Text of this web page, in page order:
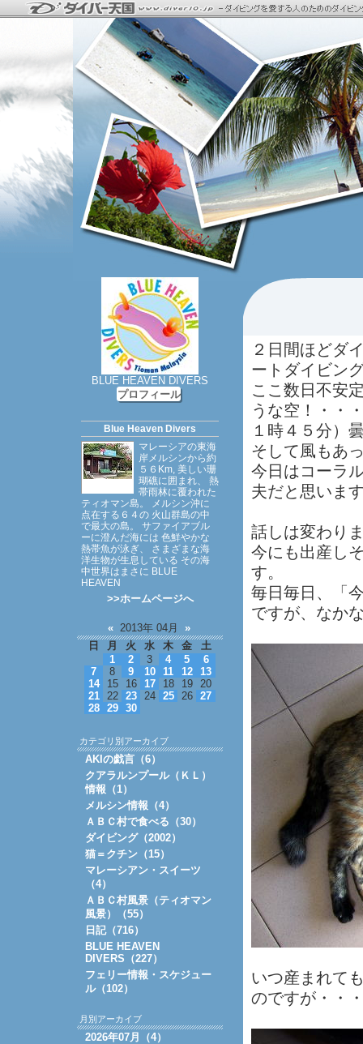
２日間ほどダ
ートダイビン
ここ数日不安
うな空！・・
１時４５分）
そして風もあ
今日はコーラ
夫だと思いま
話しは変わり
今にも出産し
す。
毎日毎日、「
ですが、なか
いつ産まれて
のですが・・
BLUE HEAVEN DIVERS
プロフィール
Blue Heaven Divers
マレーシアの東海
岸メルシンから約
５６Km, 美しい珊
瑚礁に囲まれ、 熱
帯雨林に覆われた
ティオマン島。 メルシン沖に
点在する６４の 火山群島の中
で最大の島。 サファイアブル
ーに澄んだ海には 色鮮やかな
熱帯魚が泳ぎ、 さまざまな海
洋生物が生息している その海
中世界はまさに BLUE
HEAVEN
>>ホームページへ
« 2013年 04月 »
日
月 火 水 木 金
土
1
2 3 4 5
6
7
8 9 10 11 12
13
14
15 16 17 18 19
20
21
22 23 24 25 26
27
28
29 30
カテゴリ別アーカイブ
AKIの戯言（6）
クアラルンプール（ＫＬ）
情報（1）
メルシン情報（4）
ＡＢＣ村で食べる（30）
ダイビング（2002）
猫＝クチン（15）
マレーシアン・スイーツ
（4）
ＡＢＣ村風景（ティオマン
風景）（55）
日記（716）
BLUE HEAVEN
DIVERS（227）
フェリー情報・スケジュー
ル（102）
月別アーカイブ
2026年07月（4）